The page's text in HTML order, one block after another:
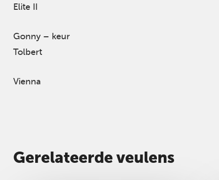
Elite II
Gonny – keur
Tolbert
Vienna
Gerelateerde veulens